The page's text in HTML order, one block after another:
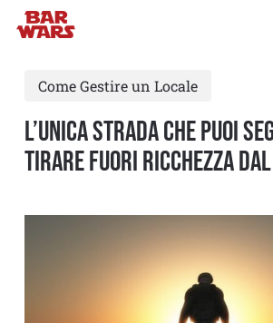
Skip
contentCome Gestire un Locale
L’UNICA STRADA CHE PUOI
TIRARE FUORI RICCHEZZA